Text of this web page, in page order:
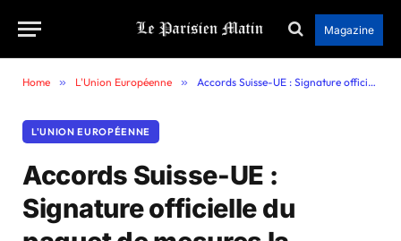
Magazine
Home » L'Union Européenne » Accords Suisse-UE : Signature officielle du paquet de mesures la semaine prochaine Genève 2026
L'UNION EUROPÉENNE
Accords Suisse-UE :
Signature officielle du